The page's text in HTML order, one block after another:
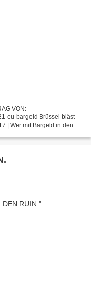
VON:
eu-bargeld Brüssel bläst
| Wer mit Bargeld in den